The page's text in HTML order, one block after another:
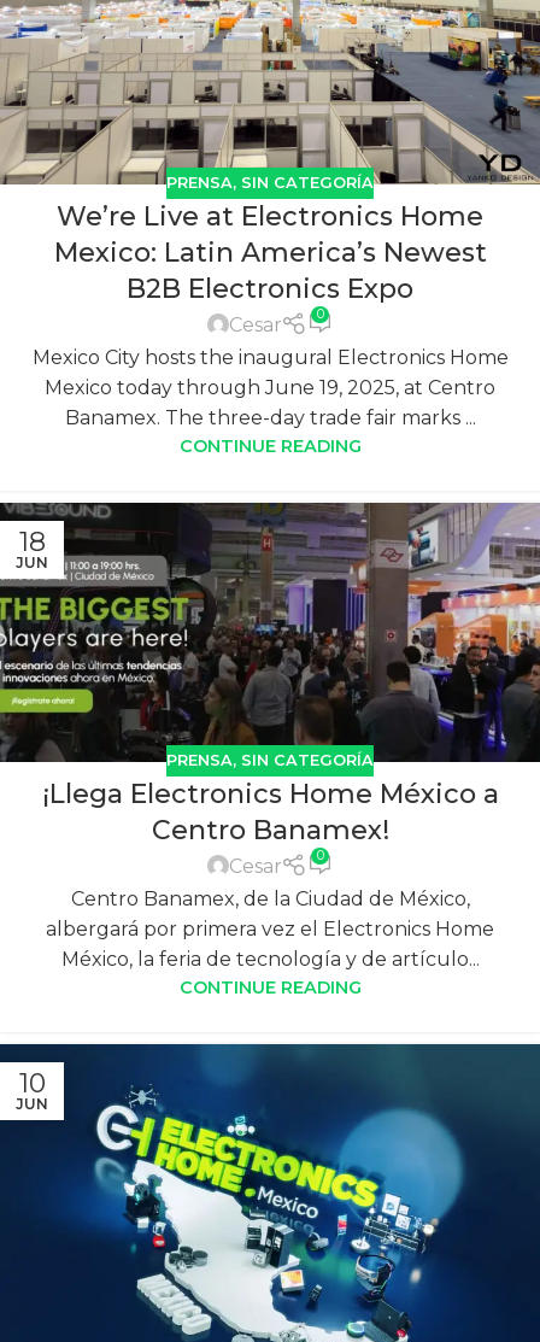
PRENSA, SIN CATEGORÍA
We’re Live at Electronics Home
Mexico: Latin America’s Newest
B2B Electronics Expo
Cesar 0
Mexico City hosts the inaugural Electronics Home
Mexico today through June 19, 2025, at Centro
Banamex. The three-day trade fair marks ...
CONTINUE READING
18
JUN
PRENSA, SIN CATEGORÍA
¡Llega Electronics Home México a
Centro Banamex!
Cesar 0
Centro Banamex, de la Ciudad de México,
albergará por primera vez el Electronics Home
México, la feria de tecnología y de artículo...
CONTINUE READING
10
JUN